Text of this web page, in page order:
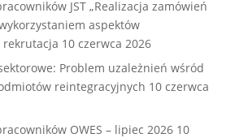
JST „Realizacja zamówień
aspektów
rekrutacja 10 czerwca 2026
Problem uzależnień wśród
reintegracyjnych 10 czerwca
OWES – lipiec 2026 10